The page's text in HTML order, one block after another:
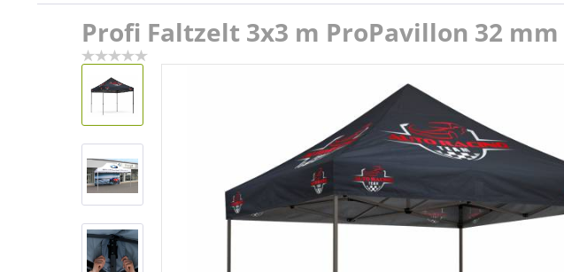
Profi Faltzelt 3x3 m ProPavillon 32